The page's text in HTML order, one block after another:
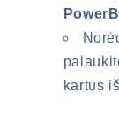
kartus